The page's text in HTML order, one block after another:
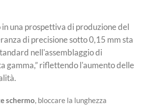
in una prospettiva di produzione del
di precisione sotto 0,15 mm sta
nell'assemblaggio di
gamma,” riflettendo l'aumento delle
schermo, bloccare la lunghezza